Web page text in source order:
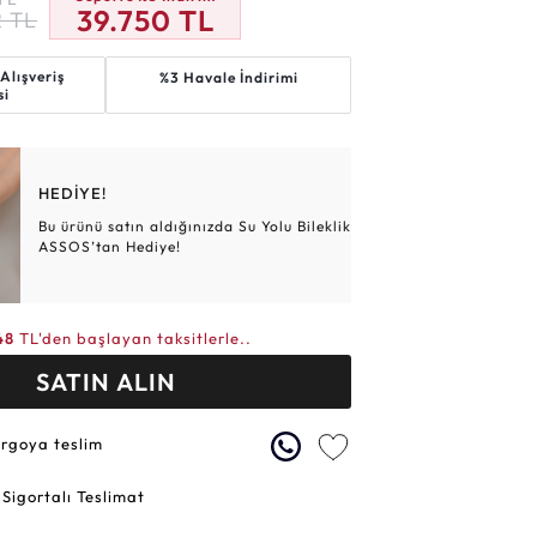
Elmas Bilezikler
Altın Tesbihler
Altın Hasır Setler
Violet
TL 39.750 TL
Alışveriş
%3 Havale İndirimi
HEDİYE!
Bu ürünü satın aldığınızda Su Yolu Bileklik
ASSOS’tan Hediye!
TL'den başlayan taksitlerle..
SATIN ALIN
teslim
Teslimat